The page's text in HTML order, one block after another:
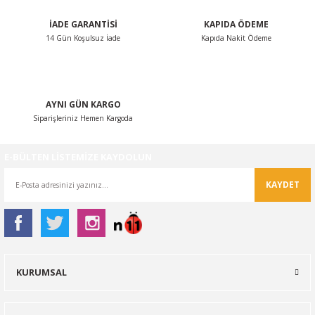
İADE GARANTİSİ
14 Gün Koşulsuz İade
KAPIDA ÖDEME
Kapıda Nakit Ödeme
AYNI GÜN KARGO
Siparişleriniz Hemen Kargoda
KAYDET
KURUMSAL